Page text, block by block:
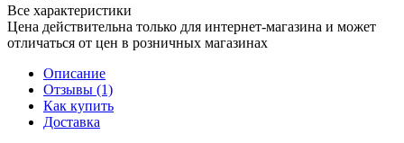
Все характеристики
Цена действительна только для интернет-магазина и может
отличаться от цен в розничных магазинах
Описание
Отзывы (1)
Как купить
Доставка